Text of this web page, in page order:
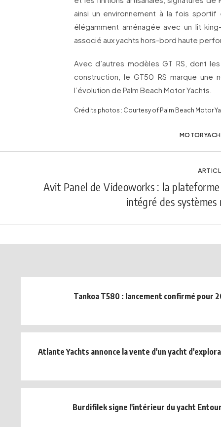
ainsi un environnement à la fois sportif
élégamment aménagée avec un lit
associé aux yachts hors-bord haute
Avec d’autres modèles GT RS, dont
construction, le GT50 RS marque une
l’évolution de Palm Beach Motor Yachts.
Crédits photos : Courtesy of Palm Beach Motor
Avit Panel de Videoworks : la
intégré des
Tankoa T580 : lancement confirmé pour
Atlante Yachts annonce la vente d'un yacht
Burdifilek signe l'intérieur du yacht